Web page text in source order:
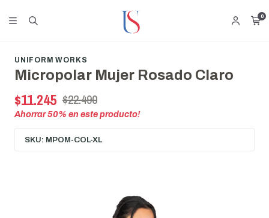
0
UNIFORM WORKS
Micropolar Mujer Rosado Claro
$11.245 $22.490
Ahorrar50% en este producto!
SKU: MPOM-COL-XL